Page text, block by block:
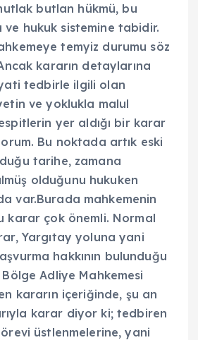
butlan hükmü, bu
hukuk sistemine tabidir.
temyiz durumu söz
kararın detaylarına
tedbirle ilgili olan
ve yoklukla malul
yer aldığı bir karar
Bu noktada artık eski
tarihe, zamana
olduğunu hukuken
var.Burada mahkemenin
karar çok önemli. Normal
Yargıtay yoluna yani
hakkının bulunduğu
Adliye Mahkemesi
kararın içeriğinde, şu an
karar diyor ki; tedbiren
üstlenmelerine, yani